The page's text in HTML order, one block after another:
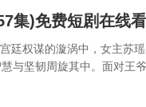
集)免费短剧在线
廷权谋的漩涡中，女主苏
与坚韧周旋其中。面对王